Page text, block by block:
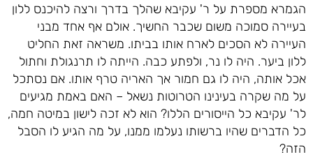
הגמרא מספרת על ר' עקיבא שהלך בדרך ורצה להיכנס ללון
בעיירה סמוכה משום שכבר החשיך. אולם אף אחד מבני
העיירה לא הסכים לארח אותו בביתו. משראה זאת החליט
ללון ביער. היה לו נר, ולפתע כבה. הייתה לו תרנגולת וחתול
אכל אותה, היה לו גם חמור אך האריה טרף אותו. אם נסתכל
על מה שקרה בעינינו הטרוטות נשאל – האם באמת מגיעים
לר' עקיבא כל הייסורים הללו? הוא לא זכה לישון במיטה חמה,
כל הדברים שהיו ברשותו נעלמו ממנו, על מה הגיע לו הסבל
הזה?